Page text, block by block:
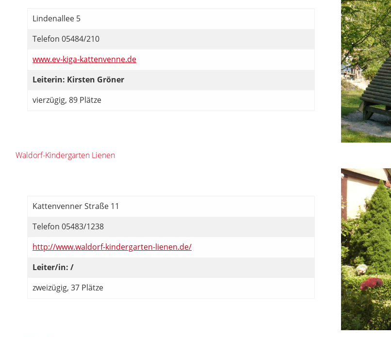
Lindenallee 5
Telefon 05484/210
www.ev-kiga-kattenvenne.de
Leiterin: Kirsten Gröner
vierzügig, 89 Plätze
Waldorf-Kindergarten Lienen
Kattenvenner Straße 11
Telefon 05483/1238
http://www.waldorf-kindergarten-lienen.de/
Leiter/in: /
zweizügig, 37 Plätze